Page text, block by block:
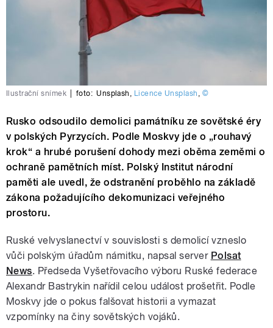
Ilustrační snímek foto: Unsplash , Licence Unsplash , ©
Rusko odsoudilo demolici památníku ze sovětské éry
v polských Pyrzycích. Podle Moskvy jde o „rouhavý
krok“ a hrubé porušení dohody mezi oběma zeměmi o
ochraně pamětních míst. Polský Institut národní
paměti ale uvedl, že odstranění proběhlo na základě
zákona požadujícího dekomunizaci veřejného
prostoru.
Ruské velvyslanectví v souvislosti s demolicí vzneslo
vůči polským úřadům námitku, napsal server Polsat
News. Předseda Vyšetřovacího výboru Ruské federace
Alexandr Bastrykin nařídil celou událost prošetřit. Podle
Moskvy jde o pokus falšovat historii a vymazat
vzpomínky na činy sovětských vojáků.